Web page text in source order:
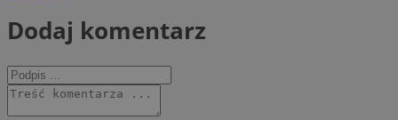
Dodaj komentarz